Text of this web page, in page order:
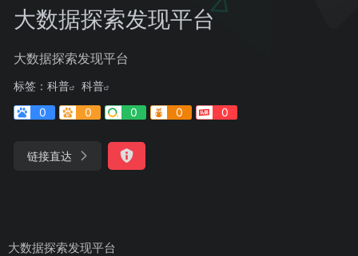
大数据探索发现平台
大数据探索发现平台
标签： 科普
科普
0
0 0 0 0
链接直达
大数据探索发现平台